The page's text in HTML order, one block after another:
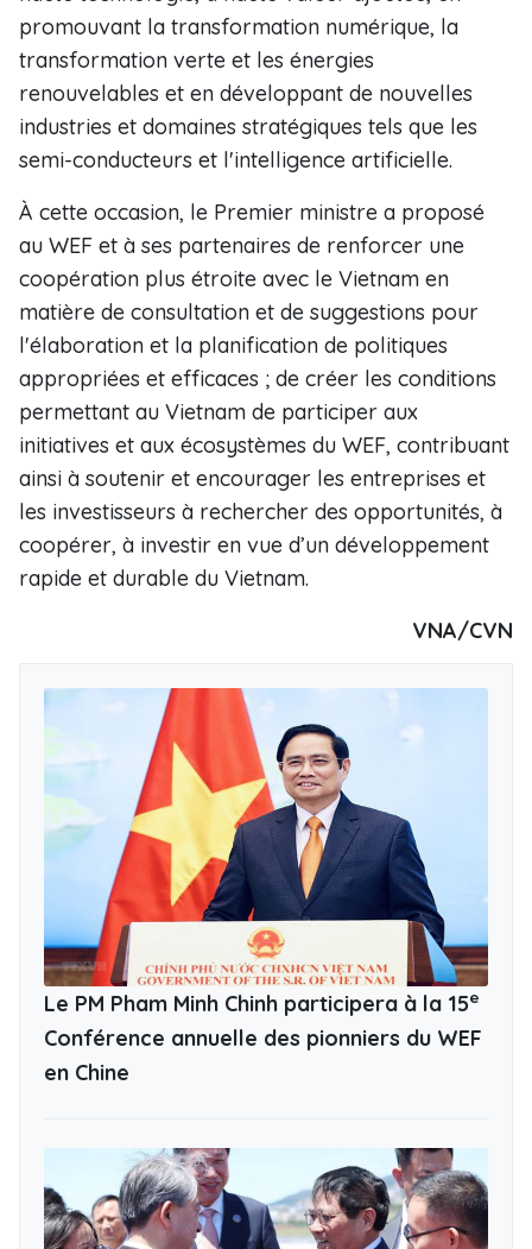
promouvant la transformation numérique, la
transformation verte et les énergies
renouvelables et en développant de nouvelles
industries et domaines stratégiques tels que les
semi-conducteurs et l'intelligence artificielle.
À cette occasion, le Premier ministre a proposé
au WEF et à ses partenaires de renforcer une
coopération plus étroite avec le Vietnam en
matière de consultation et de suggestions pour
l'élaboration et la planification de politiques
appropriées et efficaces ; de créer les conditions
permettant au Vietnam de participer aux
initiatives et aux écosystèmes du WEF, contribuant
ainsi à soutenir et encourager les entreprises et
les investisseurs à rechercher des opportunités, à
coopérer, à investir en vue d’un développement
rapide et durable du Vietnam.
VNA/CVN
Le PM Pham Minh Chinh participera à la 15e
Conférence annuelle des pionniers du WEF
en Chine